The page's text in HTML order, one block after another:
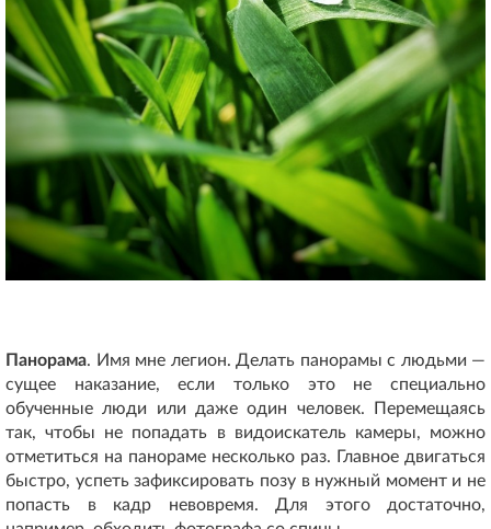
Панорама. Имя мне легион. Делать панорамы с людьми —
сущее наказание, если только это не специально
обученные люди или даже один человек. Перемещаясь
так, чтобы не попадать в видоискатель камеры, можно
отметиться на панораме несколько раз. Главное двигаться
быстро, успеть зафиксировать позу в нужный момент и не
попасть в кадр невовремя. Для этого достаточно,